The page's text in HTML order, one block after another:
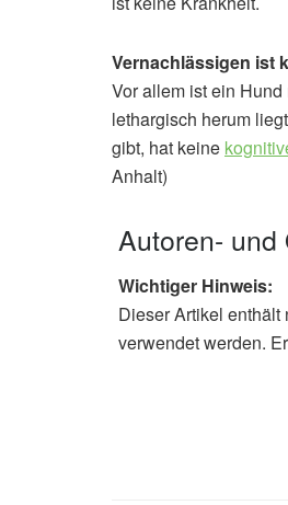
Vernachlässigen ist
Vor allem ist ein
lethargisch herum
gibt, hat keine
Anhalt)
Autoren-
Wichtiger Hinweis:
Dieser Artikel
verwendet werden.